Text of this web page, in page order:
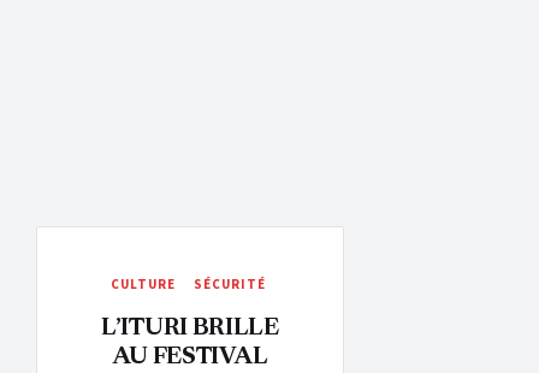
CULTURE SÉCURITÉ
L’ITURI BRILLE
AU FESTIVAL